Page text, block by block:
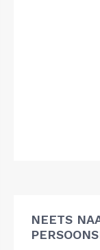
NEETS